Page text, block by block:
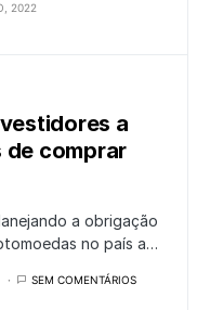
2022
a
de comprar
a obrigação
no país a…
SEM COMENTÁRIOS